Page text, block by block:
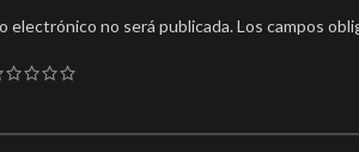
electrónico no será publicada.Los campos